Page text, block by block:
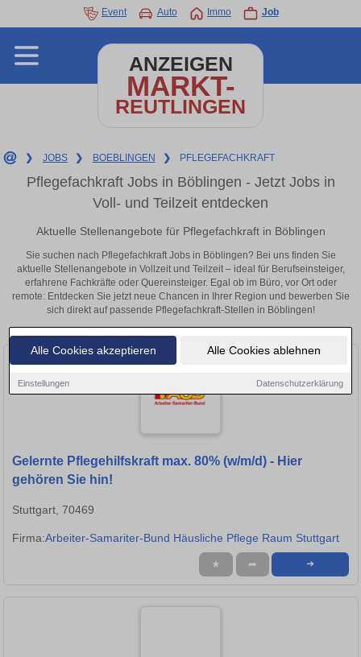
Alle Cookies akzeptieren Alle Cookies ablehnen
Einstellungen Datenschutzerklärung
Event Auto Immo Job
ANZEIGEN
MARKT-
REUTLINGEN
❯ JOBS ❯ BOEBLINGEN ❯ PFLEGEFACHKRAFT
Pflegefachkraft Jobs in Böblingen - Jetzt Jobs in
Voll- und Teilzeit entdecken
Aktuelle Stellenangebote für Pflegefachkraft in Böblingen
Sie suchen nach Pflegefachkraft Jobs in Böblingen? Bei uns finden Sie
aktuelle Stellenangebote in Vollzeit und Teilzeit – ideal für Berufseinsteiger,
erfahrene Fachkräfte oder Quereinsteiger. Egal ob im Büro, vor Ort oder
remote: Entdecken Sie jetzt neue Chancen in Ihrer Region und bewerben Sie
sich direkt auf passende Pflegefachkraft-Stellen in Böblingen!
Gelernte Pflegehilfskraft max. 80% (w/m/d) - Hier
gehören Sie hin!
Stuttgart, 70469
Firma:Arbeiter-Samariter-Bund Häusliche Pflege Raum Stuttgart
★ ➦ ➜